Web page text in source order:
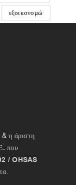
εξοικονομώ
η άριστη
που
/ OHSAS